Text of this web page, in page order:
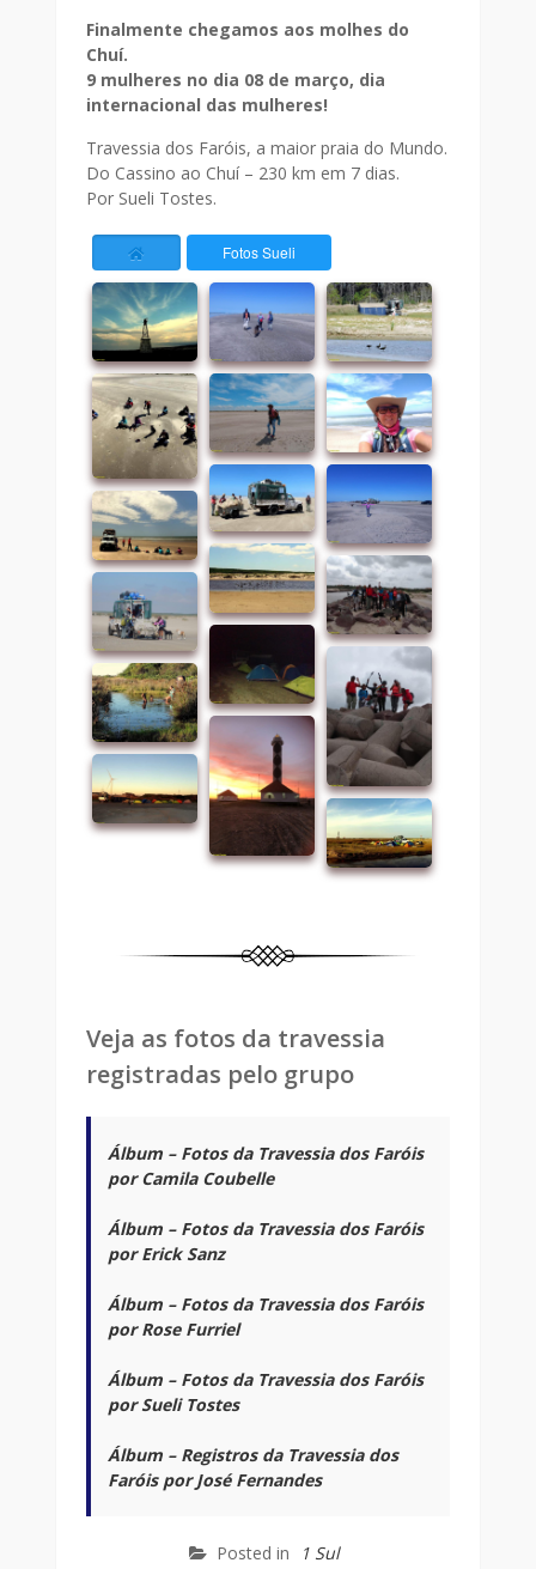
Finalmente chegamos aos molhes do
Chuí.
9 mulheres no dia 08 de março, dia
internacional das mulheres!
Travessia dos Faróis, a maior praia do Mundo.
Do Cassino ao Chuí – 230 km em 7 dias.
Por Sueli Tostes.
Fotos Sueli
Veja as fotos da travessia
registradas pelo grupo
Álbum – Fotos da Travessia dos Faróis
por Camila Coubelle
Álbum – Fotos da Travessia dos Faróis
por Erick Sanz
Álbum – Fotos da Travessia dos Faróis
por Rose Furriel
Álbum – Fotos da Travessia dos Faróis
por Sueli Tostes
Álbum – Registros da Travessia dos
Faróis por José Fernandes
Posted in 1 Sul